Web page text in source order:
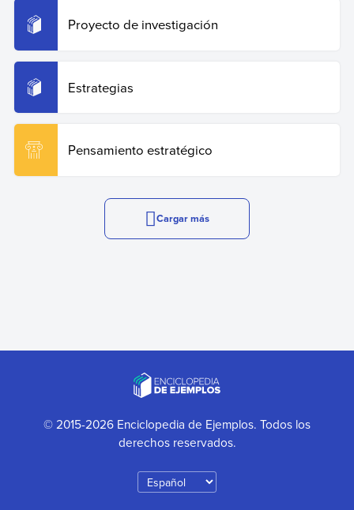
Proyecto de investigación
Estrategias
Pensamiento estratégico
Cargar más
© 2015-2026 Enciclopedia de Ejemplos. Todos los
derechos reservados.